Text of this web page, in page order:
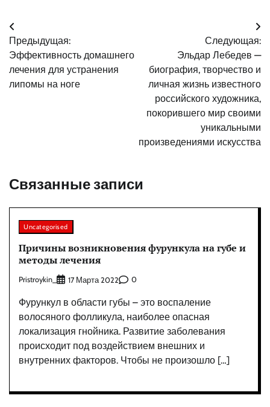
Навигация
по
записям
Предыдущая:
Эффективность домашнего
лечения для устранения
липомы на ноге
Следующая:
Эльдар Лебедев —
биография, творчество и
личная жизнь известного
российского художника,
покорившего мир своими
уникальными
произведениями искусства
Связанные записи
Uncategorised
Причины возникновения фурункула на губе и
методы лечения
Pristroykin_ 17 Марта 2022 0
Фурункул в области губы – это воспаление
волосяного фолликула, наиболее опасная
локализация гнойника. Развитие заболевания
происходит под воздействием внешних и
внутренних факторов. Чтобы не произошло […]